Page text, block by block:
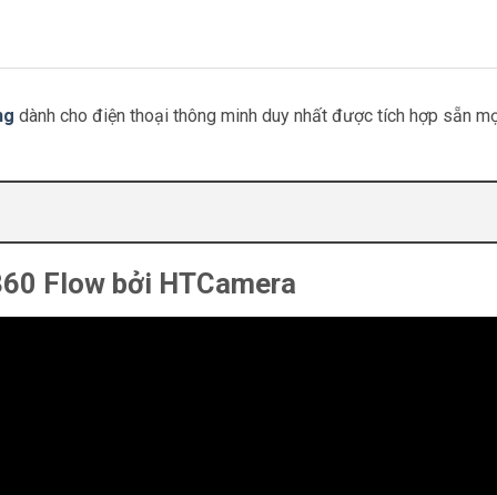
dành cho điện thoại thông minh duy nhất được tích hợp sẵn
Flow bởi HTCamera